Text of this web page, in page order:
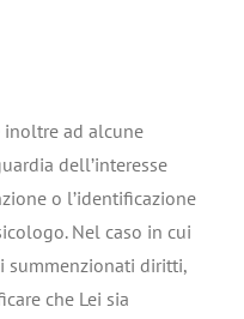
inoltre ad alcune
dell’interesse
o l’identificazione
Nel caso in cui
summenzionati diritti,
che Lei sia